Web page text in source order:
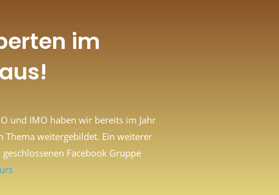
im
und IMO haben wir bereits im Jahr
Thema weitergebildet. Ein weiterer
Facebook Gruppe